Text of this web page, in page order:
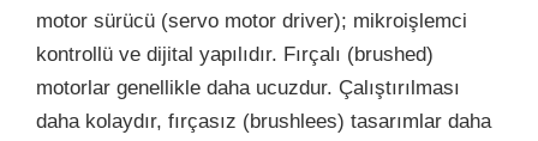
motor sürücü (servo motor driver); mikroişlemci
kontrollü ve dijital yapılıdır. Fırçalı (brushed)
motorlar genellikle daha ucuzdur. Çalıştırılması
daha kolaydır, fırçasız (brushlees) tasarımlar daha